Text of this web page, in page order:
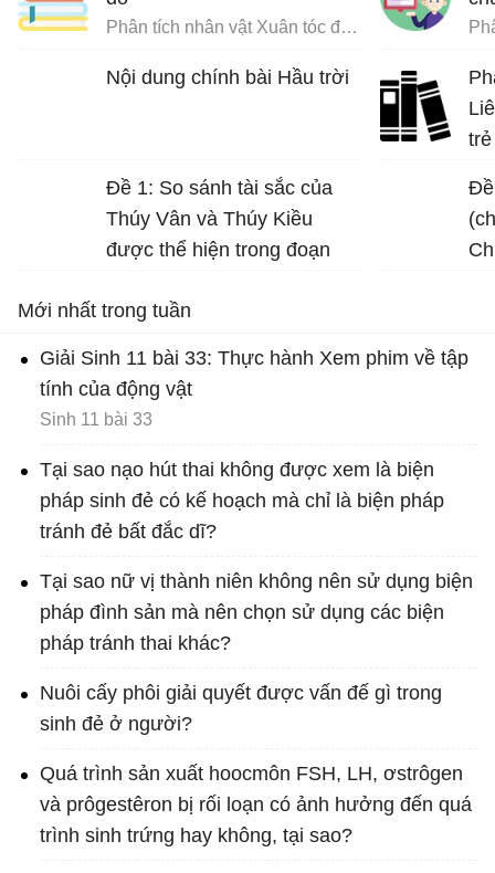
Phân tích nhân vật Xuân tóc đỏ trong Hạnh phúc của một tang gia
Nội dung chính bài Hầu trời
Đề 1: So sánh tài sắc của
Thúy Vân và Thúy Kiều
được thể hiện trong đoạn
nga… đi về mặc ai”.
trẻ
Đề
Mới nhất trong tuần
Giải Sinh 11 bài 33: Thực hành Xem phim về tập
tính của động vật
Sinh 11 bài 33
Tại sao nạo hút thai không được xem là biện
pháp sinh đẻ có kế hoạch mà chỉ là biện pháp
tránh đẻ bất đắc dĩ?
Tại sao nữ vị thành niên không nên sử dụng biện
pháp đình sản mà nên chọn sử dụng các biện
pháp tránh thai khác?
Nuôi cấy phôi giải quyết được vấn đế gì trong
sinh đẻ ở người?
Quá trình sản xuất hoocmôn FSH, LH, ơstrôgen
và prôgestêron bị rối loạn có ảnh hưởng đến quá
trình sinh trứng hay không, tại sao?